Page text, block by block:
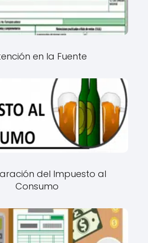
en la Fuente
del Impuesto al
Consumo